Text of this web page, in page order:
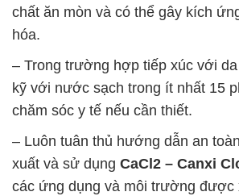
chất ăn mòn và có thể gây kích
hóa.
– Trong trường hợp tiếp xúc với
kỹ với nước sạch trong ít nhất 15
chăm sóc y tế nếu cần thiết.
– Luôn tuân thủ hướng dẫn an
xuất và sử dụng CaCl2 – Canxi
các ứng dụng và môi trường được